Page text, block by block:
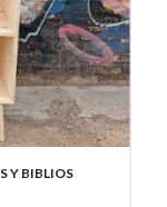
Y BIBLIOS